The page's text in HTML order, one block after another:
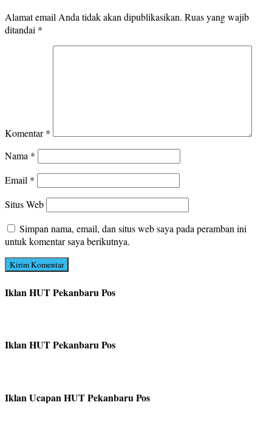
Alamat email Anda tidak akan dipublikasikan. Ruas yang wajib
ditandai *
Komentar*
Nama *
Email *
Situs Web
Simpan nama, email, dan situs web saya pada peramban ini
untuk komentar saya berikutnya.
Iklan HUT Pekanbaru Pos
Iklan HUT Pekanbaru Pos
Iklan Ucapan HUT Pekanbaru Pos